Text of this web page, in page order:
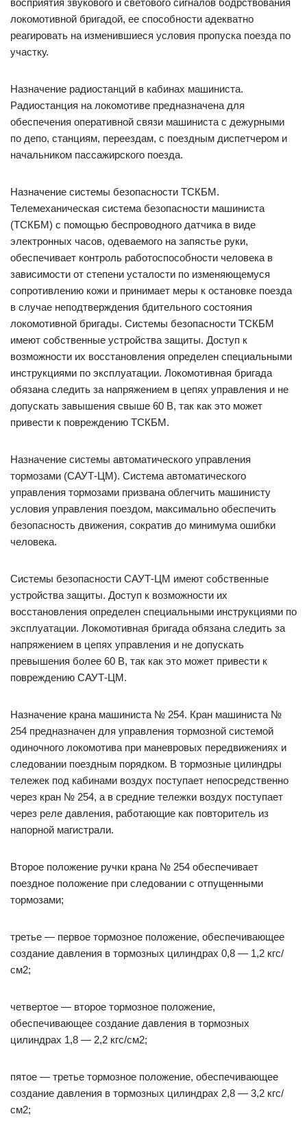
восприятия звукового и светового сигналов бодрствования
локомотивной бригадой, ее способности адекватно
реагировать на изменившиеся условия пропуска поезда по
участку.
Назначение радиостанций в кабинах машиниста.
Радиостанция на локомотиве предназначена для
обеспечения оперативной связи машиниста с дежурными
по депо, станциям, переездам, с поездным диспетчером и
начальником пассажирского поезда.
Назначение системы безопасности ТСКБМ.
Телемеханическая система безопасности машиниста
(ТСКБМ) с помощью беспроводного датчика в виде
электронных часов, одеваемого на запястье руки,
обеспечивает контроль работоспособности человека в
зависимости от степени усталости по изменяющемуся
сопротивлению кожи и принимает меры к остановке поезда
в случае неподтверждения бдительного состояния
локомотивной бригады. Системы безопасности ТСКБМ
имеют собственные устройства защиты. Доступ к
возможности их восстановления определен специальными
инструкциями по эксплуатации. Локомотивная бригада
обязана следить за напряжением в цепях управления и не
допускать завышения свыше 60 В, так как это может
привести к повреждению ТСКБМ.
Назначение системы автоматического управления
тормозами (САУТ-ЦМ). Система автоматического
управления тормозами призвана облегчить машинисту
условия управления поездом, максимально обеспечить
безопасность движения, сократив до минимума ошибки
человека.
Системы безопасности САУТ-ЦМ имеют собственные
устройства защиты. Доступ к возможности их
восстановления определен специальными инструкциями по
эксплуатации. Локомотивная бригада обязана следить за
напряжением в цепях управления и не допускать
превышения более 60 В, так как это может привести к
повреждению САУТ-ЦМ.
Назначение крана машиниста № 254. Кран машиниста №
254 предназначен для управления тормозной системой
одиночного локомотива при маневровых передвижениях и
следовании поездным порядком. В тормозные цилиндры
тележек под кабинами воздух поступает непосредственно
через кран № 254, а в средние тележки воздух поступает
через реле давления, работающие как повторитель из
напорной магистрали.
Второе положение ручки крана № 254 обеспечивает
поездное положение при следовании с отпущенными
тормозами;
третье — первое тормозное положение, обеспечивающее
создание давления в тормозных цилиндрах 0,8 — 1,2 кгс/
см2;
четвертое — второе тормозное положение,
обеспечивающее создание давления в тормозных
цилиндрах 1,8 — 2,2 кгс/см2;
пятое — третье тормозное положение, обеспечивающее
создание давления в тормозных цилиндрах 2,8 — 3,2 кгс/
см2;